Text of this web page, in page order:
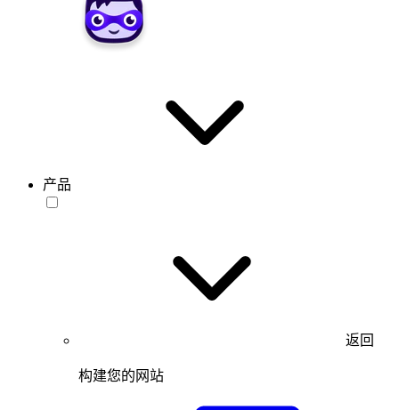
产品
返回
构建您的网站